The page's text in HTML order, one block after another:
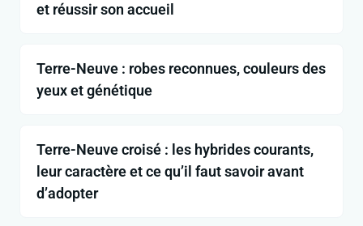
et réussir son accueil
Terre-Neuve : robes reconnues, couleurs des
yeux et génétique
Terre-Neuve croisé : les hybrides courants,
leur caractère et ce qu’il faut savoir avant
d’adopter